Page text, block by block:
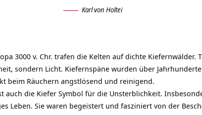
Karl von Holtei
3000 v. Chr. trafen die Kelten auf dichte Kiefernwälder.
sondern Licht. Kiefernspäne wurden über
beim Räuchern angstlösend und reinigend.
auch die Kiefer Symbol für die Unsterblichkeit.
Leben. Sie waren begeistert und fasziniert von der